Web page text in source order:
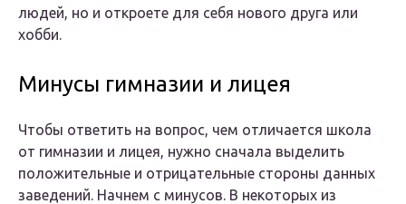
людей, но и откроете для себя нового друга или
хобби.
Минусы гимназии и лицея
Чтобы ответить на вопрос, чем отличается школа
от гимназии и лицея, нужно сначала выделить
положительные и отрицательные стороны данных
заведений. Начнем с минусов. В некоторых из